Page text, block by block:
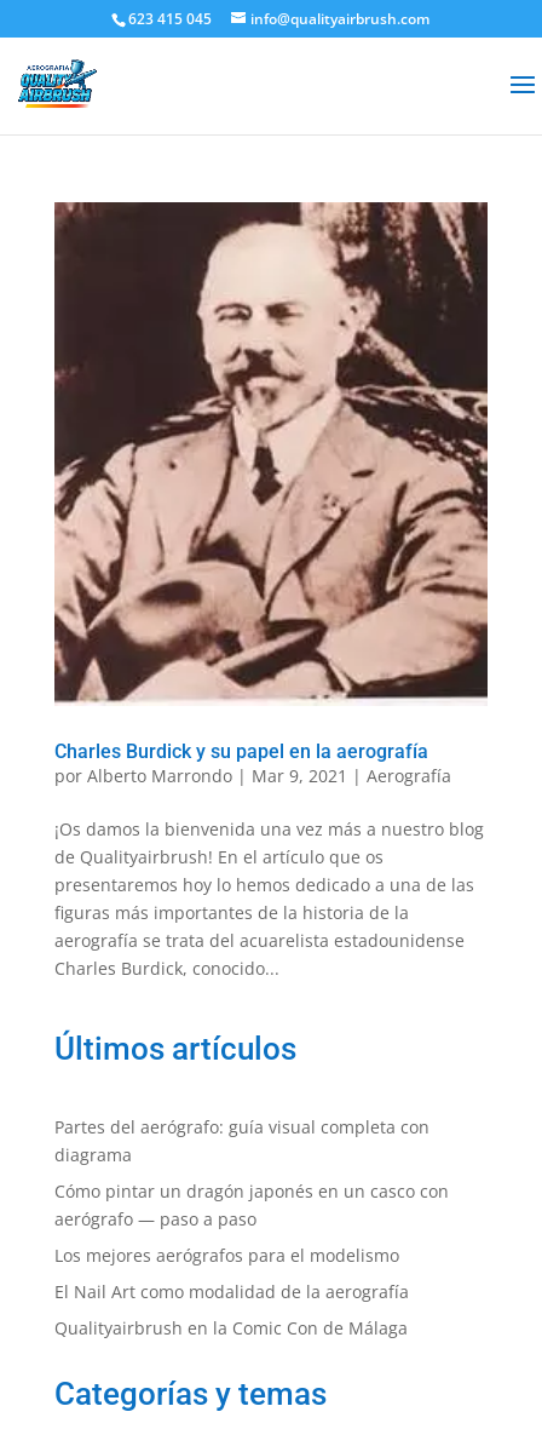
623 415 045 info@qualityairbrush.com
Charles Burdick y su papel en la aerografía
por Alberto Marrondo| Mar 9, 2021 | Aerografía
¡Os damos la bienvenida una vez más a nuestro blog
de Qualityairbrush! En el artículo que os
presentaremos hoy lo hemos dedicado a una de las
figuras más importantes de la historia de la
aerografía se trata del acuarelista estadounidense
Charles Burdick, conocido...
Últimos artículos
Partes del aerógrafo: guía visual completa con
diagrama
Cómo pintar un dragón japonés en un casco con
aerógrafo — paso a paso
Los mejores aerógrafos para el modelismo
El Nail Art como modalidad de la aerografía
Qualityairbrush en la Comic Con de Málaga
Categorías y temas